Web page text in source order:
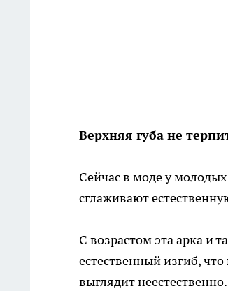
Верхняя губа не
Сейчас в моде у
сглаживают
С возрастом эта арка и
естественный изгиб,
выглядит